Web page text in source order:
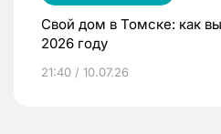
Свой дом в Томске: как
2026 году
21:40 / 10.07.26